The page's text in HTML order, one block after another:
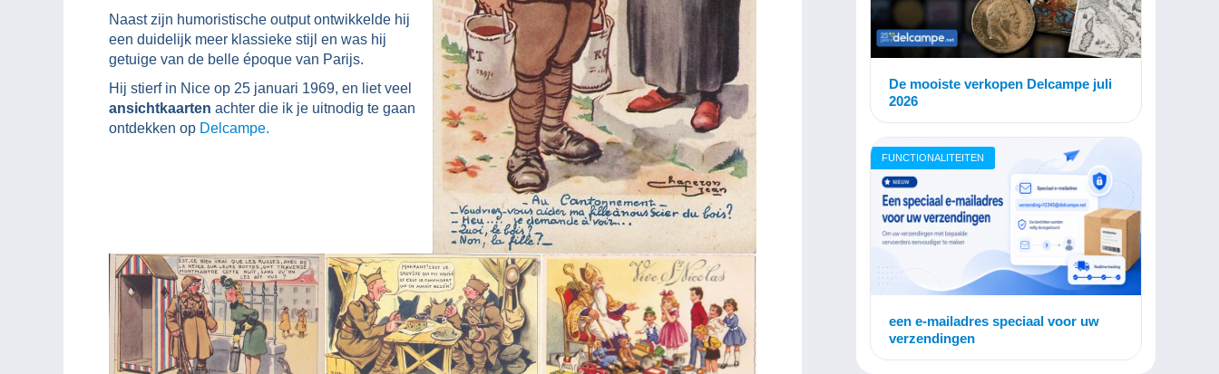
Naast zijn humoristische output ontwikkelde hij
een duidelijk meer klassieke stijl en was hij
getuige van de belle époque van Parijs.
Hij stierf in Nice op 25 januari 1969, en liet veel
ansichtkaarten achter die ik je uitnodig te gaan
ontdekken op Delcampe.
De mooiste verkopen Delcampe juli
2026
FUNCTIONALITEITEN
een e-mailadres speciaal voor uw
verzendingen